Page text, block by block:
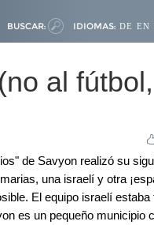
BUSCAR: IDIOMAS: DE EN
al
de Savyon realizó su
una israelí y otra
El equipo israelí
es un pequeño municipio